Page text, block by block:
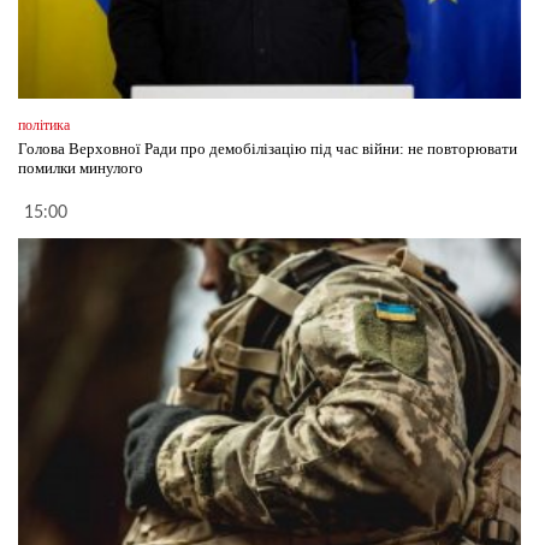
політика
Голова Верховної Ради про демобілізацію під час війни: не повторювати
помилки минулого
15:00